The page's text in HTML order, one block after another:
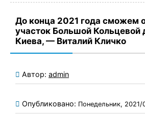
До конца 2021 года сможем
участок Большой Кольцевой
Киева, — Виталий Кличко
Автор: admin
Опубликовано: Понедельник,